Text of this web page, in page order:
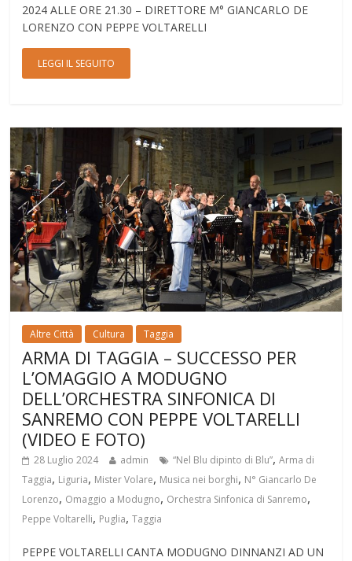
2024 ALLE ORE 21.30 – DIRETTORE M° GIANCARLO DE
LORENZO CON PEPPE VOLTARELLI
LEGGI IL SEGUITO
Altre Città Cultura Taggia
ARMA DI TAGGIA – SUCCESSO PER
L’OMAGGIO A MODUGNO
DELL’ORCHESTRA SINFONICA DI
SANREMO CON PEPPE VOLTARELLI
(VIDEO E FOTO)
28 Luglio 2024 admin “Nel Blu dipinto di Blu”,Arma di
Taggia, Liguria, Mister Volare, Musica nei borghi, N° Giancarlo De
Lorenzo, Omaggio a Modugno, Orchestra Sinfonica di Sanremo,
Peppe Voltarelli, Puglia,Taggia
PEPPE VOLTARELLI CANTA MODUGNO DINNANZI AD UN